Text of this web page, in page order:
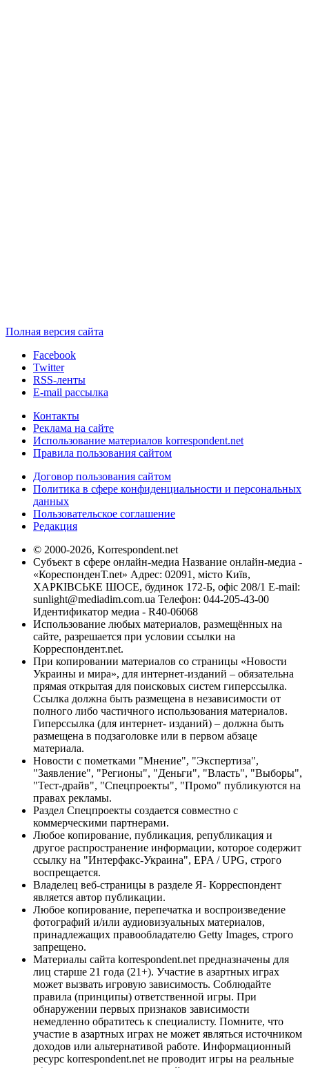
Полная версия сайта
Facebook
Twitter
RSS-ленты
E-mail рассылка
Контакты
Реклама на сайте
Использование материалов korrespondent.net
Правила пользования сайтом
Договор пользования сайтом
Политика в сфере конфиденциальности и персональных
данных
Пользовательское соглашение
Редакция
© 2000-2026, Korrespondent.net
Субъект в сфере онлайн-медиа Название онлайн-медиа -
«КореспонденТ.net» Адрес: 02091, місто Київ,
ХАРКІВСЬКЕ ШОСЕ, будинок 172-Б, офіс 208/1 E-mail:
sunlight@mediadim.com.ua Телефон: 044-205-43-00
Идентификатор медиа - R40-06068
Использование любых материалов, размещённых на
сайте, разрешается при условии ссылки на
Корреспондент.net.
При копировании материалов со страницы «Новости
Украины и мира», для интернет-изданий – обязательна
прямая открытая для поисковых систем гиперссылка.
Ссылка должна быть размещена в независимости от
полного либо частичного использования материалов.
Гиперссылка (для интернет- изданий) – должна быть
размещена в подзаголовке или в первом абзаце
материала.
Новости с пометками "Мнение", "Экспертиза",
"Заявление", "Регионы", "Деньги", "Власть", "Выборы",
"Тест-драйв", "Спецпроекты", "Промо" публикуются на
правах рекламы.
Раздел Спецпроекты создается совместно с
коммерческими партнерами.
Любое копирование, публикация, републикация и
другое распространение информации, которое содержит
ссылку на "Интерфакс-Украина", EPA / UPG, строго
воспрещается.
Владелец веб-страницы в разделе Я- Корреспондент
является автор публикации.
Любое копирование, перепечатка и воспроизведение
фотографий и/или аудиовизуальных материалов,
принадлежащих правообладателю Getty Images, строго
запрещено.
Материалы сайта korrespondent.net предназначены для
лиц старше 21 года (21+). Участие в азартных играх
может вызвать игровую зависимость. Соблюдайте
правила (принципы) ответственной игры. При
обнаружении первых признаков зависимости
немедленно обратитесь к специалисту. Помните, что
участие в азартных играх не может являться источником
доходов или альтернативой работе. Информационный
ресурс korrespondent.net не проводит игры на реальные